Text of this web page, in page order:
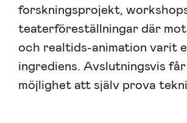
forskningsprojekt,
teaterföreställningar där
och realtids-animation varit
ingrediens. Avslutningsvis
möjlighet att själv prova